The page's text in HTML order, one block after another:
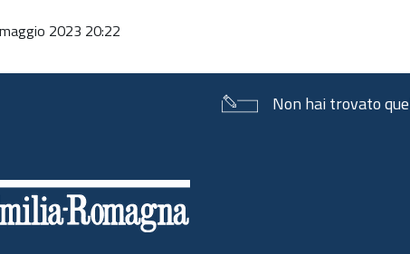
2023 20:22
Non hai trovato